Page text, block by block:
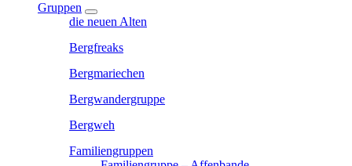
Gruppen
die neuen Alten
Bergfreaks
Bergmariechen
Bergwandergruppe
Bergweh
Familiengruppen